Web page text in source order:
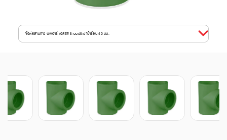
ข้อต่อสามทาง พีพีอาร์ เอสซีจี ระบบประปาน้ำร้อน 40 มม.